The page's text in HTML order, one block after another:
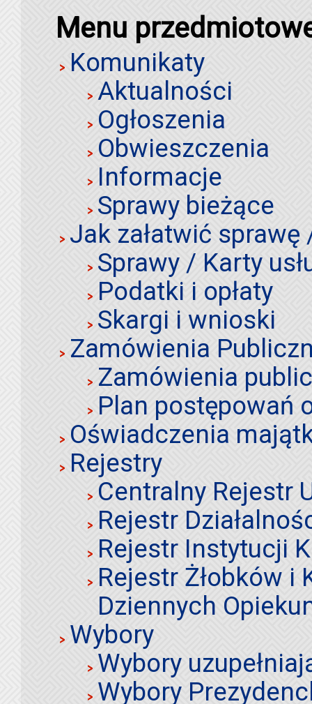
Menu
Komunikaty
Aktualności
Ogłoszenia
Obwieszczenia
Informacje
Sprawy bieżące
Jak załatwić sprawę
Sprawy / Karty
Podatki i opłaty
Skargi i wnioski
Zamówienia
Zamówienia
Plan postępowań
Oświadczenia
Rejestry
Centralny Rejestr
Rejestr
Rejestr Instytucji
Rejestr Żłobków i
Dziennych
Wybory
Wybory
Wybory